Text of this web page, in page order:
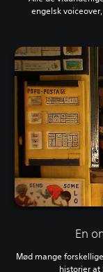
engelsk
En
Mød mange
historier